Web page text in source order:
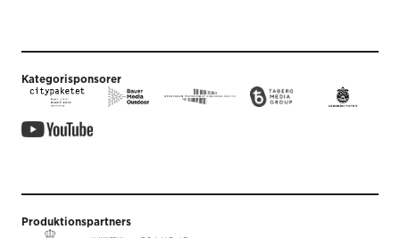
Kategorisponsorer
Produktionspartners